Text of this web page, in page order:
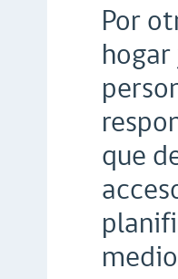
Por
que